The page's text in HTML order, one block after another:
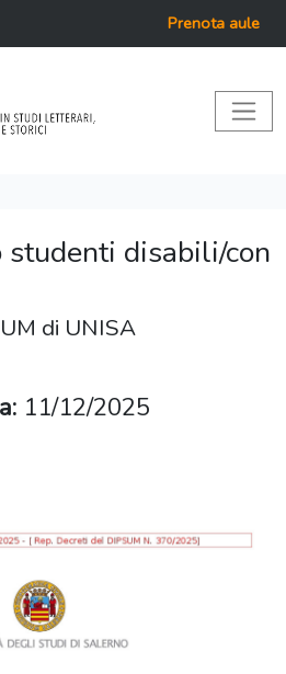
Prenota aule
studenti disabili/con
di UNISA
11/12/2025